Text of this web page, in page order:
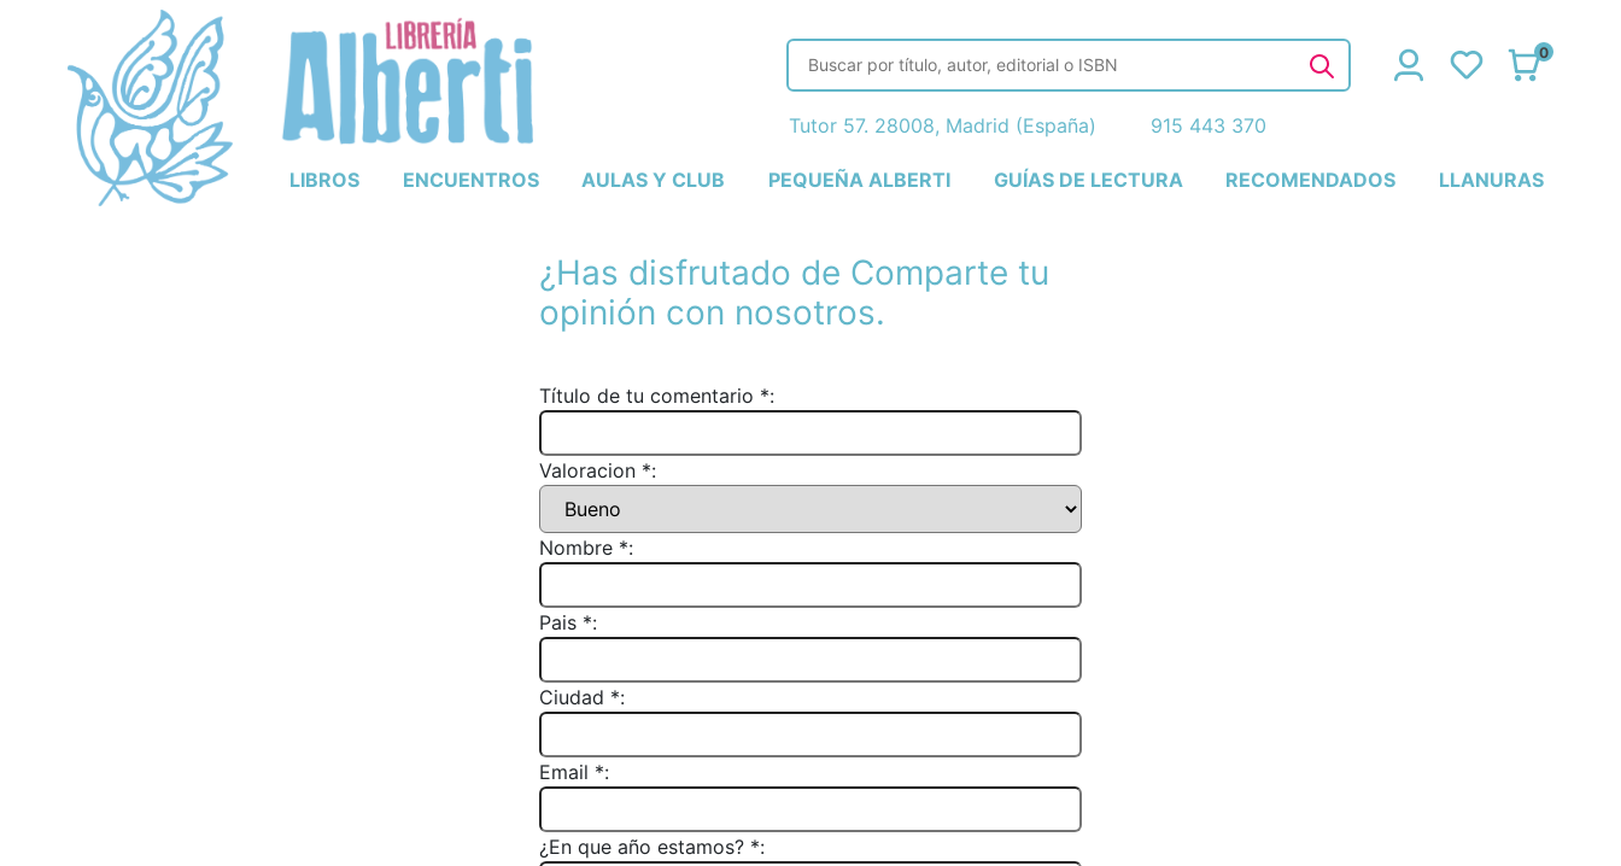
LIBROS ENCUENTROS AULAS Y CLUB PEQUEÑA ALBERTI GUÍAS DE LECTURA RECOMENDADOS LLANURAS
0
Tutor 57. 28008, Madrid (España) 915 443 370
¿Has disfrutado de Comparte tu
opinión con nosotros.
Título de tu comentario *:
Valoracion *:
Nombre *:
Pais *:
Ciudad *:
Email *:
¿En que año estamos? *: